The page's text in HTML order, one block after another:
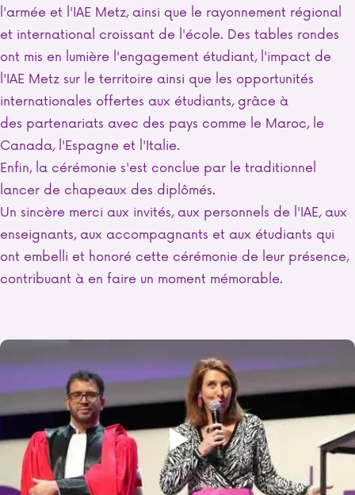
l'armée et l'IAE Metz, ainsi que le rayonnement régional
et international croissant de l'école. Des tables rondes
ont mis en lumière l'engagement étudiant, l'impact de
l'IAE Metz sur le territoire ainsi que les opportunités
internationales offertes aux étudiants, grâce à
des partenariats avec des pays comme le Maroc, le
Canada, l'Espagne et l'Italie.
Enfin, la cérémonie s'est conclue par le traditionnel
lancer de chapeaux des diplômés.
Un sincère merci aux invités, aux personnels de l'IAE, aux
enseignants, aux accompagnants et aux étudiants qui
ont embelli et honoré cette cérémonie de leur présence,
contribuant à en faire un moment mémorable.